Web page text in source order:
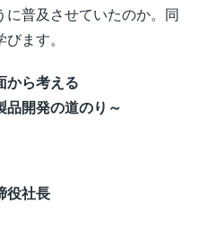
普及させていたのか。同
ます。
から考える
品開発の道のり～
役社長